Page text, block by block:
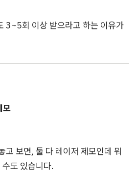
3~5회 이상 받으라고 하는 이유가
모
고 보면, 둘 다 레이저 제모인데 뭐
도 있습니다.